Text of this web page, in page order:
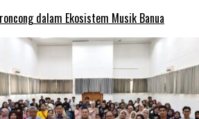
dalam Ekosistem Musik Banua